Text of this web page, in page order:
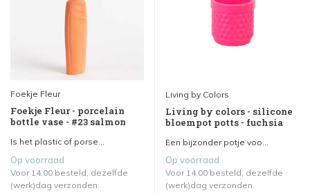
Foekje Fleur
Foekje Fleur - porcelain
bottle vase - #23 salmon
Is het plastic of porse...
Op voorraad
Voor 14.00 besteld, dezelfde
(werk)dag verzonden.
Living by Colors
Living by colors - silicone
bloempot potts - fuchsia
Een bijzonder potje voo...
Op voorraad
Voor 14.00 besteld, dezelfde
(werk)dag verzonden.